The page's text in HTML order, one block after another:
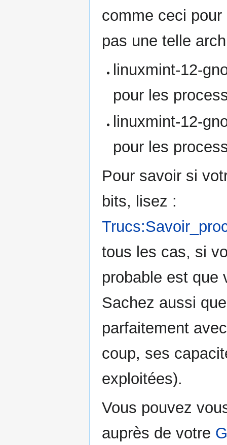
comme ceci
pas une telle
linuxmint-12-
pour les
linuxmint-12-
pour les
Pour savoir si
bits, lisez :
tous les cas, si
probable est que
Sachez aussi
parfaitement
coup, ses
exploitées).
Vous pouvez
auprès de votre